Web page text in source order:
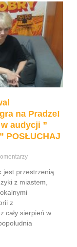
na Pradze!
audycji ”
POSŁUCHAJ
jest przestrzenią
z miastem,
z
cały sierpień w